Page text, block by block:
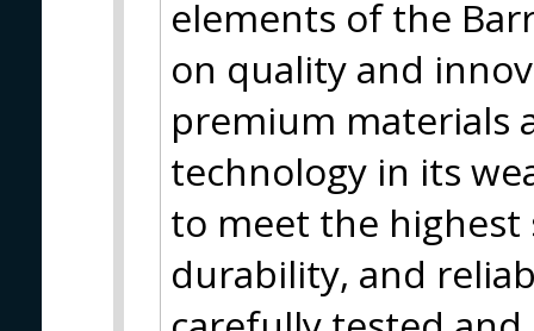
elements of the
on quality and
premium materials
technology in its
to meet the
durability, and